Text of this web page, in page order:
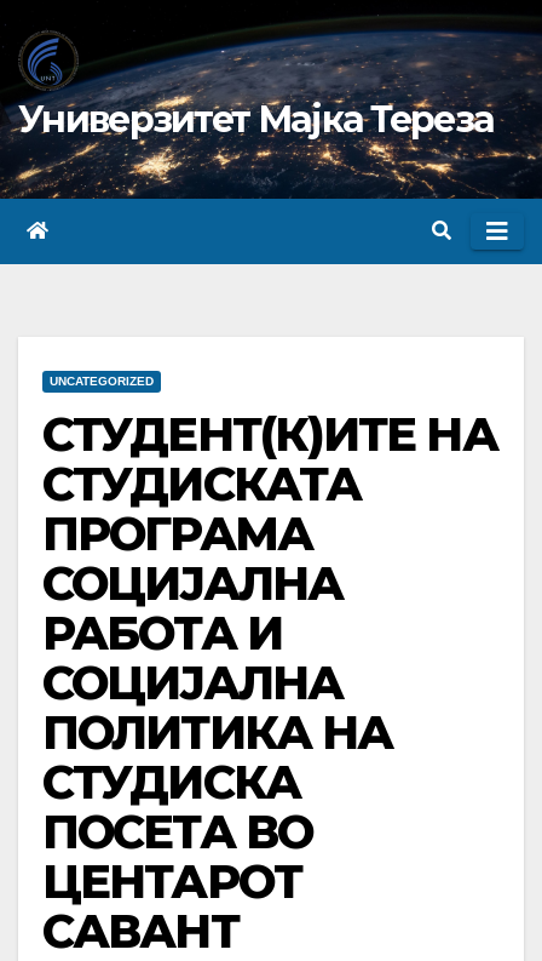
to
content
Универзитет Мајка Тереза
UNCATEGORIZED
СТУДЕНТ(К)ИТЕ НА
СТУДИСКАТА
ПРОГРАМА
СОЦИЈАЛНА
РАБОТА И
СОЦИЈАЛНА
ПОЛИТИКА НА
СТУДИСКА
ПОСЕТА ВО
ЦЕНТАРОТ
САВАНТ